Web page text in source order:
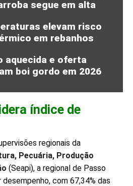
segue em alta
elevam risco
em rebanhos
aquecida e oferta
boi gordo em 2026
índice de
regionais da
Pecuária, Produção
(Seapi), a regional de Passo
com 67,34% das